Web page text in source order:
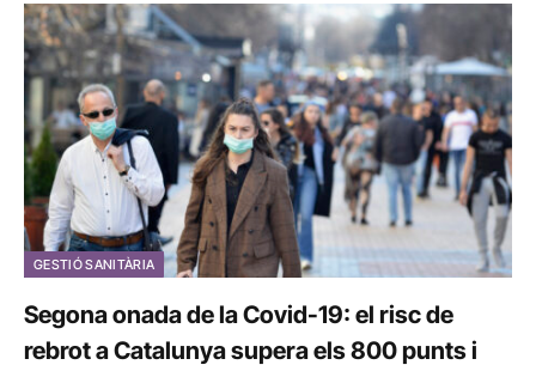
GESTIÓ SANITÀRIA
Segona onada de la Covid-19: el risc de
rebrot a Catalunya supera els 800 punts i